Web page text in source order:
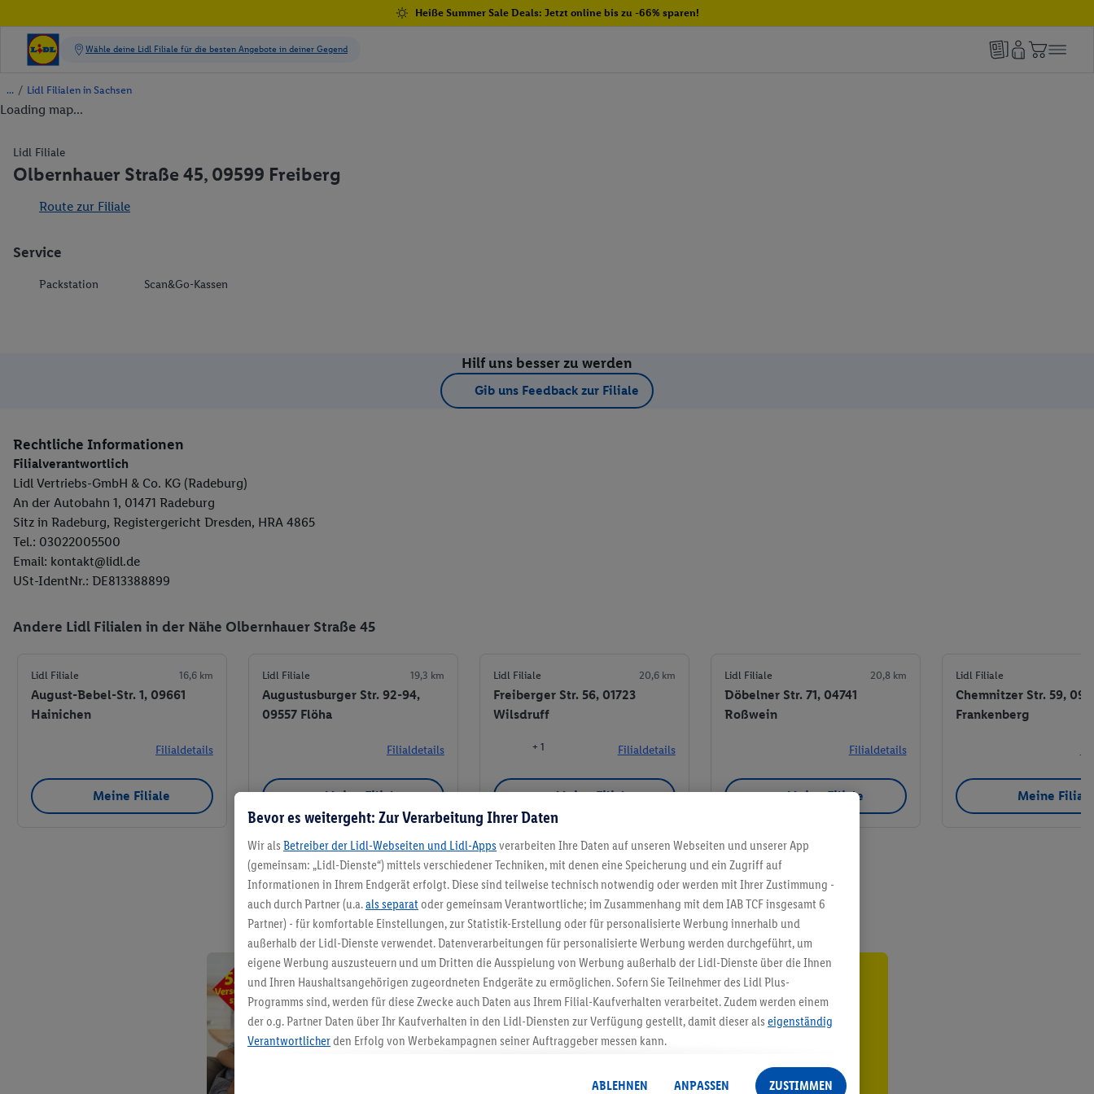
Heiße Summer Sale Deals: Jetzt online bis zu -66% sparen!
/ Lidl Filialen in Sachsen
Loading map...
Lidl Filiale
Olbernhauer Straße 45, 09599 Freiberg
Route zur Filiale
Service
Packstation Scan&Go-Kassen
Hilf uns besser zu werden
Gib uns Feedback zur Filiale
Rechtliche Informationen
Filialverantwortlich
Lidl Vertriebs-GmbH & Co. KG (Radeburg)
An der Autobahn 1, 01471 Radeburg
Sitz in Radeburg, Registergericht Dresden, HRA 4865
Tel.: 03022005500
Email: kontakt@lidl.de
USt-IdentNr.: DE813388899
Andere Lidl Filialen in der Nähe Olbernhauer Straße 45
Lidl Filiale 16,6 km
August-Bebel-Str. 1, 09661
Hainichen
Filialdetails
Meine Filiale
Lidl Filiale 19,3 km
Augustusburger Str. 92-94,
09557 Flöha
Filialdetails
Meine Filiale
Lidl Filiale 20,6 km
Freiberger Str. 56, 01723
Wilsdruff
+ 1 Filialdetails
Meine Filiale
Lidl Filiale 20,8 km
Döbelner Str. 71, 04741
Roßwein
Filialdetails
Meine Filiale
Lidl Filiale
Chemnitzer Str. 59,
Frankenberg
Meine
Meine Filiale
5.95 € Versand sparen³²ᵃ
Jetzt zum Newsletter anmelden
Bevor es weitergeht: Zur Verarbeitung Ihrer Daten
Wir als Betreiber der Lidl-Webseiten und Lidl-Apps verarbeiten Ihre Daten auf unseren Webseiten und unserer App
(gemeinsam: „Lidl-Dienste“) mittels verschiedener Techniken, mit denen eine Speicherung und ein Zugriff auf
Informationen in Ihrem Endgerät erfolgt. Diese sind teilweise technisch notwendig oder werden mit Ihrer Zustimmung -
auch durch Partner (u.a.als separat oder gemeinsam Verantwortliche; im Zusammenhang mit dem IAB TCF insgesamt 6
Partner) - für komfortable Einstellungen, zur Statistik-Erstellung oder für personalisierte Werbung innerhalb und
außerhalb der Lidl-Dienste verwendet. Datenverarbeitungen für personalisierte Werbung werden durchgeführt, um
eigene Werbung auszusteuern und um Dritten die Ausspielung von Werbung außerhalb der Lidl-Dienste über die Ihnen
und Ihren Haushaltsangehörigen zugeordneten Endgeräte zu ermöglichen. Sofern Sie Teilnehmer des Lidl Plus-
Programms sind, werden für diese Zwecke auch Daten aus Ihrem Filial-Kaufverhalten verarbeitet. Zudem werden einem
der o.g. Partner Daten über Ihr Kaufverhalten in den Lidl-Diensten zur Verfügung gestellt, damit dieser als eigenständig
Verantwortlicherden Erfolg von Werbekampagnen seiner Auftraggeber messen kann.
angereicherten Profilen. Dies umfasst die Zusammenführung von Daten (z.B. über Ihre Nutzung der Lidl-Dienste, Ihr
ABLEHNEN ANPASSEN ZUSTIMMEN